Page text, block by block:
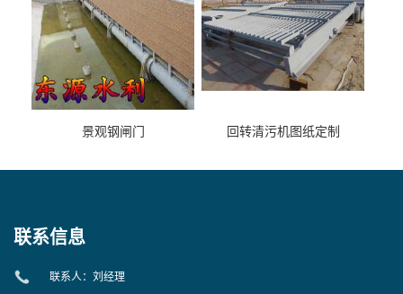
景观钢闸门 回转清污机图纸定制
联系信息
联系人：刘经理